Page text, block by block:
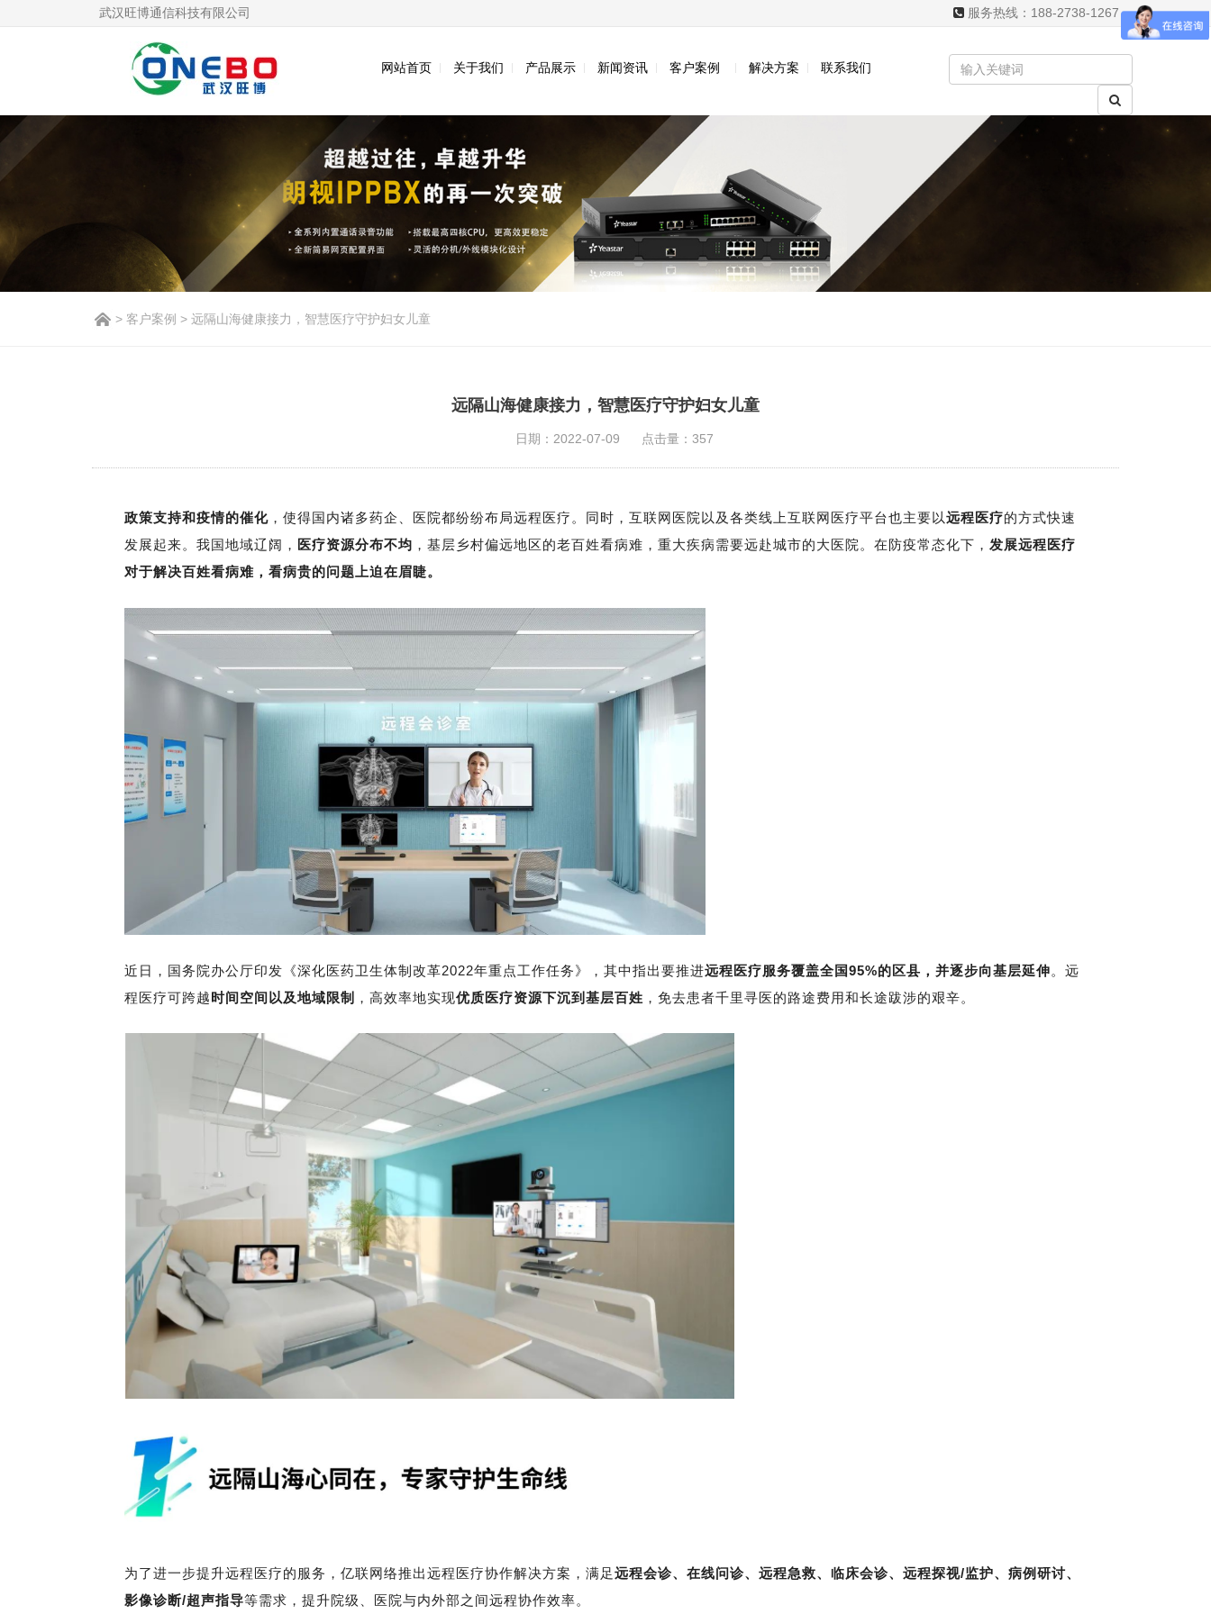
武汉旺博通信科技有限公司 服务热线：188-2738-1267
网站首页 关于我们 产品展示 新闻资讯 客户案例 解决方案 联系我们
> 客户案例 > 远隔山海健康接力，智慧医疗守护妇女儿童
远隔山海健康接力，智慧医疗守护妇女儿童
日期：2022-07-09 点击量：357
政策支持和疫情的催化 ，使得国内诸多药企、医院都纷纷布局远程医疗。同时，互联网医院以及各类线上互联网医疗平台也主要以远程医疗的方式快速
发展起来。我国地域辽阔， 医疗资源分布不均 ，基层乡村偏远地区的老百姓看病难，重大疾病需要远赴城市的大医院。在防疫常态化下， 发展远程医疗
对于解决百姓看病难，看病贵的问题上迫在眉睫。
近日，国务院办公厅印发《深化医药卫生体制改革2022年重点工作任务》，其中指出要推进远程医疗服务覆盖全国95%的区县，并逐步向基层延伸。远
程医疗可跨越时间空间以及地域限制 ，高效率地实现优质医疗资源下沉到基层百姓 ，免去患者千里寻医的路途费用和长途跋涉的艰辛。
为了进一步提升远程医疗的服务，亿联网络推出远程医疗协作解决方案，满足远程会诊、在线问诊、远程急救、临床会诊、远程探视/监护、病例研讨、
影像诊断/超声指导等需求，提升院级、医院与内外部之间远程协作效率。